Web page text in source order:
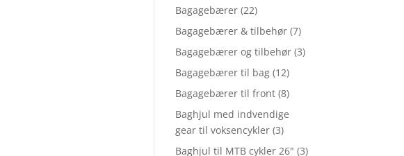
Bagagebærer (22)
Bagagebærer & tilbehør (7)
Bagagebærer og tilbehør (3)
Bagagebærer til bag (12)
Bagagebærer til front (8)
Baghjul med indvendige
gear til voksencykler (3)
Baghjul til MTB cykler 26" (3)